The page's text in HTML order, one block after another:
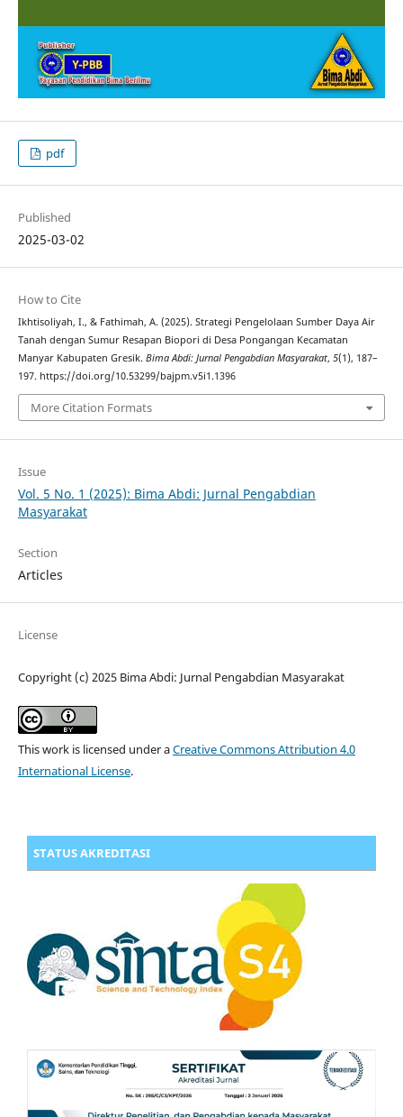
pdf
Published
2025-03-02
How to Cite
Ikhtisoliyah, I., & Fathimah, A. (2025). Strategi Pengelolaan Sumber Daya Air
Tanah dengan Sumur Resapan Biopori di Desa Pongangan Kecamatan
Manyar Kabupaten Gresik. Bima Abdi: Jurnal Pengabdian Masyarakat, 5(1), 187–
197. https://doi.org/10.53299/bajpm.v5i1.1396
More Citation Formats
Issue
Vol. 5 No. 1 (2025): Bima Abdi: Jurnal Pengabdian
Masyarakat
Section
Articles
License
Copyright (c) 2025 Bima Abdi: Jurnal Pengabdian Masyarakat
This work is licensed under aCreative Commons Attribution 4.0
International License.
STATUS AKREDITASI